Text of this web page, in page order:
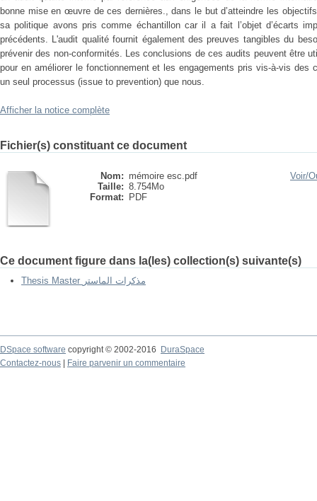
bonne mise en œuvre de ces dernières., dans le but d’atteindre les
sa politique avons pris comme échantillon car il a fait l’objet d’écarts
précédents. L'audit qualité fournit également des preuves tangibles du
prévenir des non-conformités. Les conclusions de ces audits peuvent être
pour en améliorer le fonctionnement et les engagements pris vis-à-vis des
un seul processus (issue to prevention) que nous.
Afficher la notice complète
Fichier(s) constituant ce document
Nom: mémoire esc.pdf
Taille: 8.754Mo
Format:
PDF
Voir/
Ce document figure dans la(les) collection(s) suivante(s)
Thesis Master مذكرات الماستر
DSpace software copyright © 2002-2016
DuraSpace
Contactez-nous
Faire parvenir un commentaire